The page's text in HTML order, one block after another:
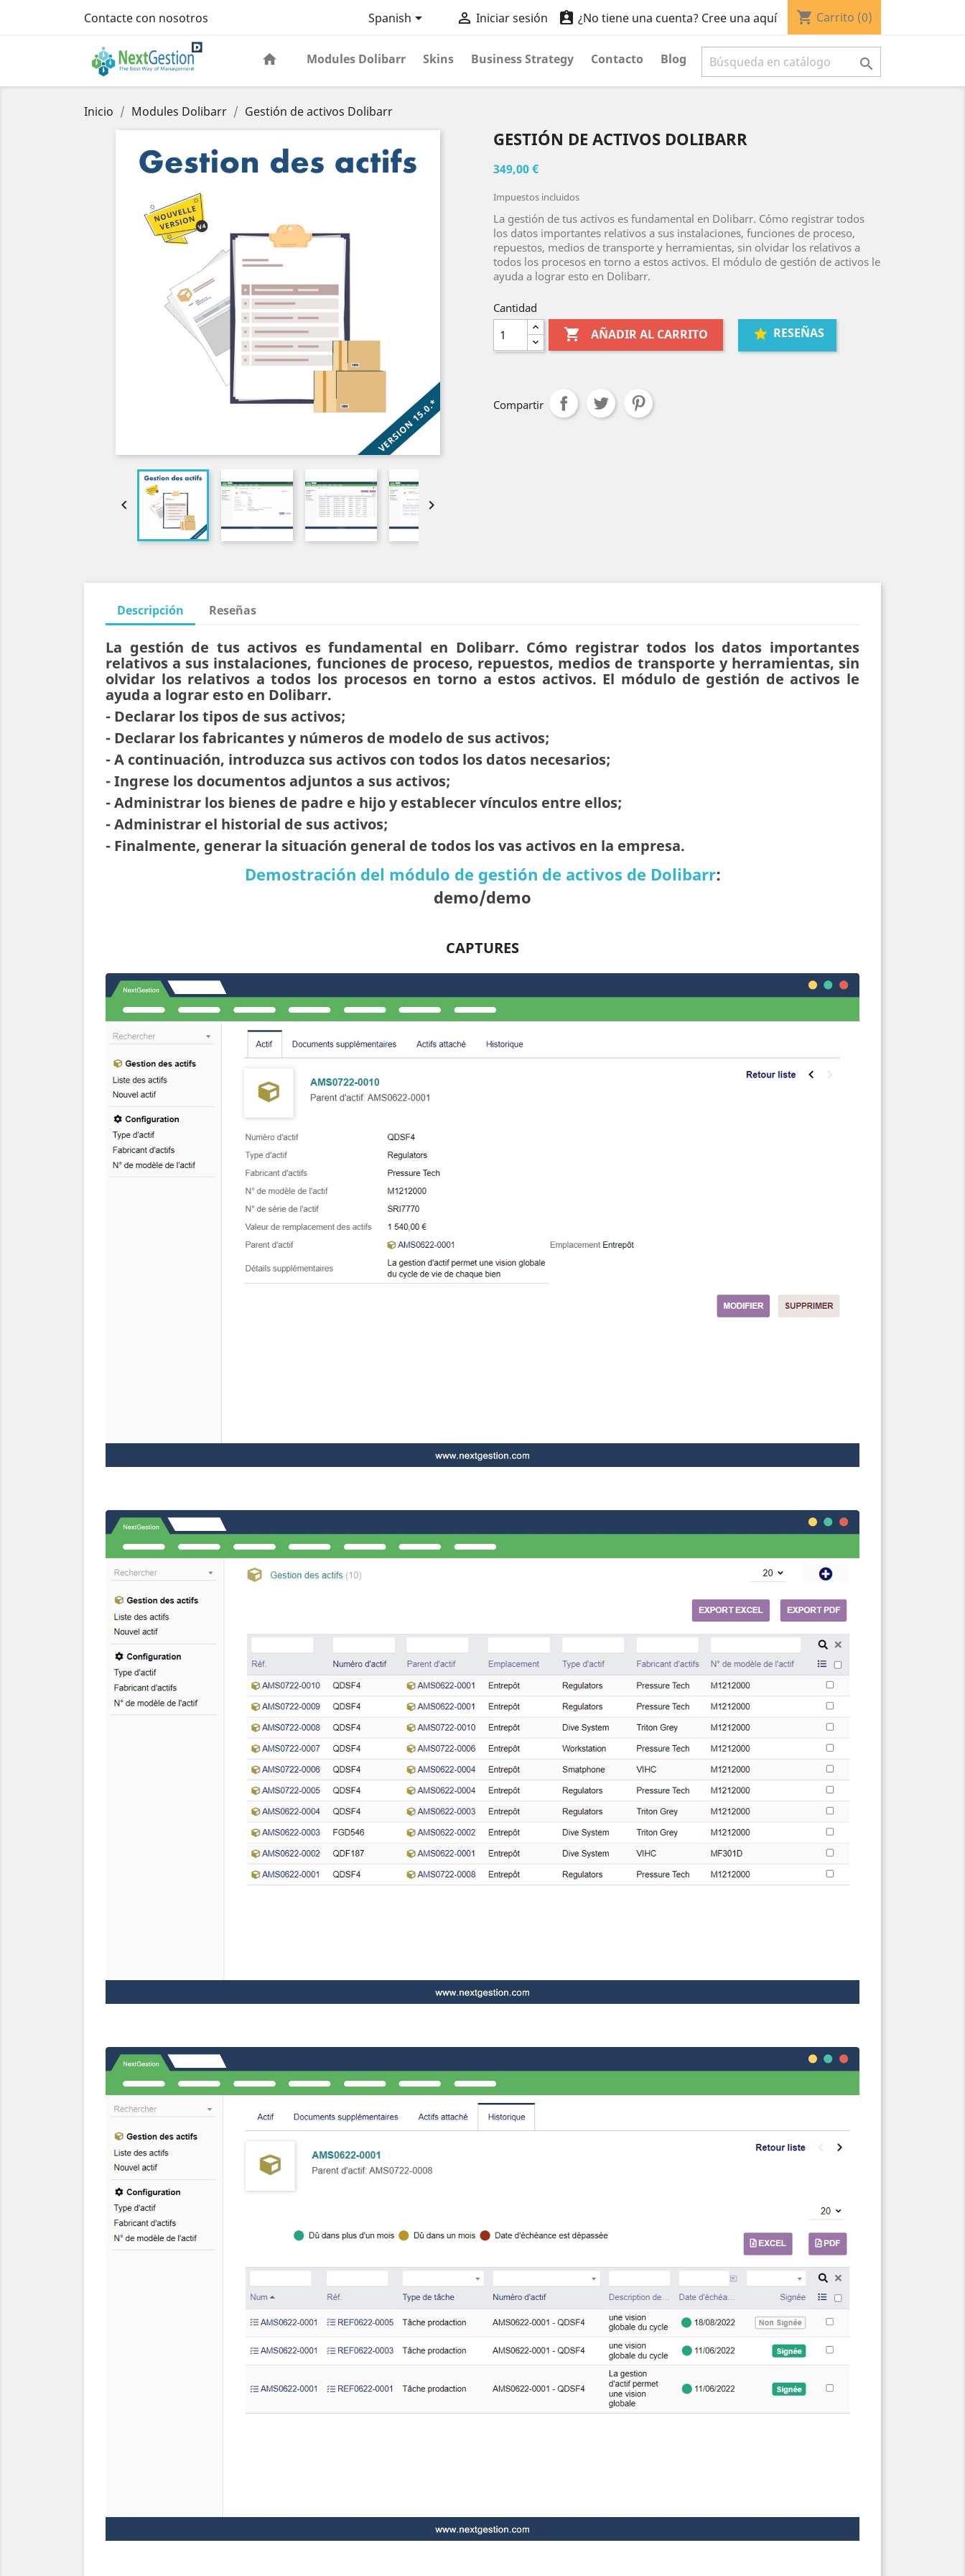
Contacte con nosotros Spanish  Iniciar sesión  ¿No tiene una cuenta? Cree una aquí shopping_cart Carrito (0)
Modules Dolibarr Skins Business Strategy Contacto Blog 
Inicio Modules Dolibarr Gestión de activos Dolibarr
 
GESTIÓN DE ACTIVOS DOLIBARR
349,00 €
Impuestos incluidos
La gestión de tus activos es fundamental en Dolibarr. Cómo registrar todos
los datos importantes relativos a sus instalaciones, funciones de proceso,
repuestos, medios de transporte y herramientas, sin olvidar los relativos a
todos los procesos en torno a estos activos. El módulo de gestión de activos le
ayuda a lograr esto en Dolibarr.
Cantidad
 AÑADIR AL CARRITO RESEÑAS
Compartir
Descripción Reseñas
La gestión de tus activos es fundamental en Dolibarr. Cómo registrar todos los datos importantes
relativos a sus instalaciones, funciones de proceso, repuestos, medios de transporte y herramientas, sin
olvidar los relativos a todos los procesos en torno a estos activos. El módulo de gestión de activos le
ayuda a lograr esto en Dolibarr.
- Declarar los tipos de sus activos;
- Declarar los fabricantes y números de modelo de sus activos;
- A continuación, introduzca sus activos con todos los datos necesarios;
- Ingrese los documentos adjuntos a sus activos;
- Administrar los bienes de padre e hijo y establecer vínculos entre ellos;
- Administrar el historial de sus activos;
- Finalmente, generar la situación general de todos los vas activos en la empresa.
Demostración del módulo de gestión de activos de Dolibarr:
demo/demo
CAPTURES